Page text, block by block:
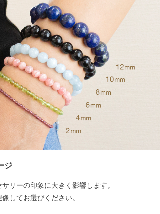
ジ
リーの印象に大きく影響します。
してお選びください。